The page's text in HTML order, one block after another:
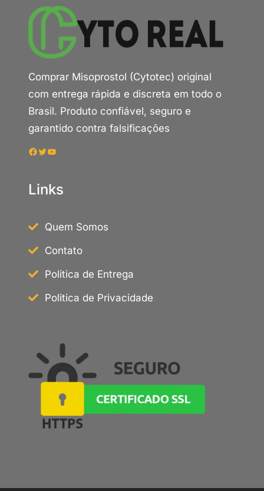
Comprar Misoprostol (Cytotec) original
com entrega rápida e discreta em todo o
Brasil. Produto confiável, seguro e
garantido contra falsificações
Facebook Twitter Youtube
Links
Quem Somos
Contato
Politica de Entrega
Politica de Privacidade